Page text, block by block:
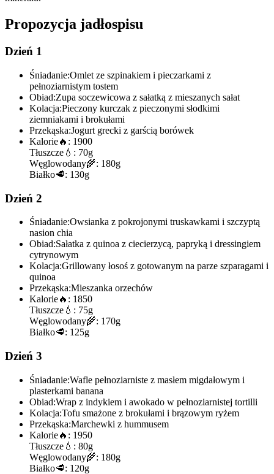
Propozycja jadłospisu
Dzień 1
Śniadanie:Omlet ze szpinakiem i pieczarkami z
pełnoziarnistym tostem
Obiad:Zupa soczewicowa z sałatką z mieszanych sałat
Kolacja:Pieczony kurczak z pieczonymi słodkimi
ziemniakami i brokułami
Przekąska:Jogurt grecki z garścią borówek
Kalorie🔥: 1900
Tłuszcze 💧: 70g
Węglowodany🌾: 180g
Białko🥩: 130g
Dzień 2
Śniadanie:Owsianka z pokrojonymi truskawkami i szczyptą
nasion chia
Obiad:Sałatka z quinoa z ciecierzycą, papryką i dressingiem
cytrynowym
Kolacja:Grillowany łosoś z gotowanym na parze szparagami i
quinoa
Przekąska:Mieszanka orzechów
Kalorie🔥: 1850
Tłuszcze 💧: 75g
Węglowodany🌾: 170g
Białko🥩: 125g
Dzień 3
Śniadanie:Wafle pełnoziarniste z masłem migdałowym i
plasterkami banana
Obiad:Wrap z indykiem i awokado w pełnoziarnistej tortilli
Kolacja:Tofu smażone z brokułami i brązowym ryżem
Przekąska:Marchewki z hummusem
Kalorie🔥: 1950
Tłuszcze 💧: 80g
Węglowodany🌾: 180g
Białko🥩: 120g